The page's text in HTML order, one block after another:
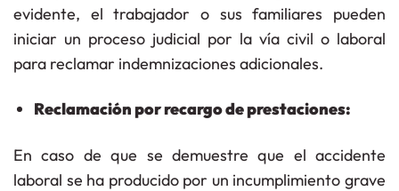
evidente, el trabajador o sus familiares pueden
iniciar un proceso judicial por la vía civil o laboral
para reclamar indemnizaciones adicionales.
Reclamación por recargo de prestaciones:
En caso de que se demuestre que el accidente
laboral se ha producido por un incumplimiento grave